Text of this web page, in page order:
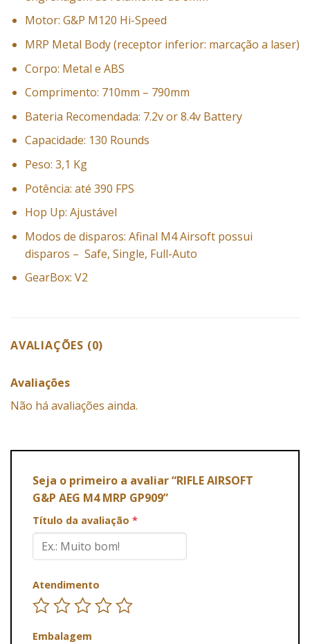
Motor: G&P M120 Hi-Speed
MRP Metal Body (receptor inferior: marcação a laser)
Corpo: Metal e ABS
Comprimento: 710mm – 790mm
Bateria Recomendada: 7.2v or 8.4v Battery
Capacidade: 130 Rounds
Peso: 3,1 Kg
Potência: até 390 FPS
Hop Up: Ajustável
Modos de disparos: Afinal M4 Airsoft possui
disparos – Safe, Single, Full-Auto
GearBox: V2
AVALIAÇÕES (0)
Avaliações
Não há avaliações ainda.
Seja o primeiro a avaliar “RIFLE AIRSOFT
G&P AEG M4 MRP GP909”
Título da avaliação *
Atendimento
Embalagem